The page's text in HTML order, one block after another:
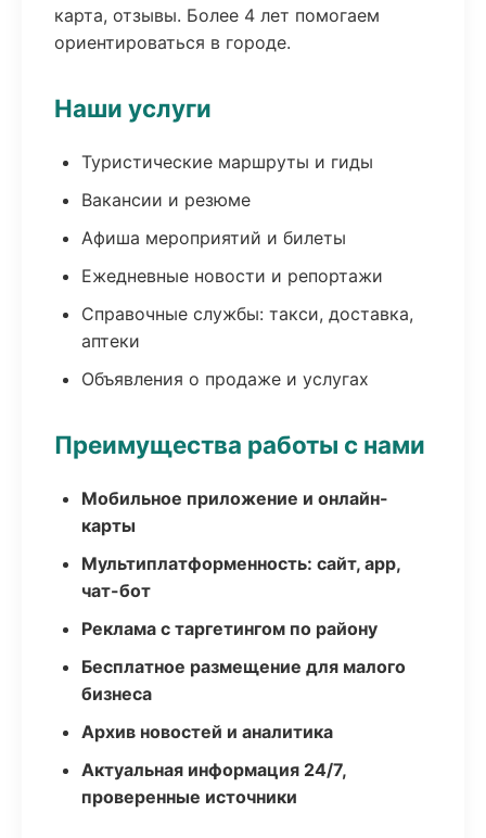
карта, отзывы. Более 4 лет помогаем
ориентироваться в городе.
Наши услуги
Туристические маршруты и гиды
Вакансии и резюме
Афиша мероприятий и билеты
Ежедневные новости и репортажи
Справочные службы: такси, доставка,
аптеки
Объявления о продаже и услугах
Преимущества работы с нами
Мобильное приложение и онлайн-
карты
Мультиплатформенность: сайт, app,
чат-бот
Реклама с таргетингом по району
Бесплатное размещение для малого
бизнеса
Архив новостей и аналитика
Актуальная информация 24/7,
проверенные источники